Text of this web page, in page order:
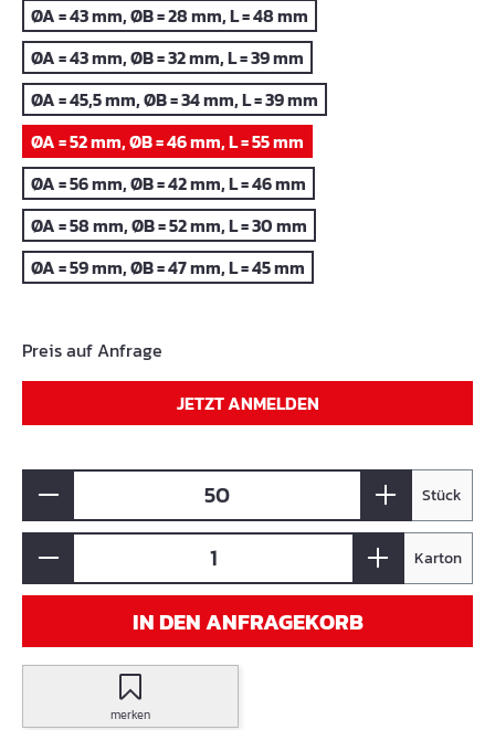
ØA = 43 mm, ØB = 28 mm, L = 48 mm
ØA = 43 mm, ØB = 32 mm, L = 39 mm
ØA = 45,5 mm, ØB = 34 mm, L = 39 mm
ØA = 52 mm, ØB = 46 mm, L = 55 mm
ØA = 56 mm, ØB = 42 mm, L = 46 mm
ØA = 58 mm, ØB = 52 mm, L = 30 mm
ØA = 59 mm, ØB = 47 mm, L = 45 mm
Preis auf Anfrage
JETZT ANMELDEN
Stück
Karton
IN DEN ANFRAGEKORB
merken